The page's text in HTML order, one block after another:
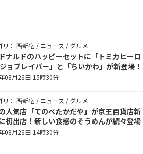
リ： 西新宿 / ニュース / グルメ
ナルドのハッピーセットに「トミカヒーロ
ョブレイバー」と「ちいかわ」が新登場！
08月26日 15時30分
リ： 西新宿 / ニュース / グルメ
人気店「てのべたかだや」が京王百貨店新
初出店！新しい食感のそうめんが続々登場
08月26日 14時30分